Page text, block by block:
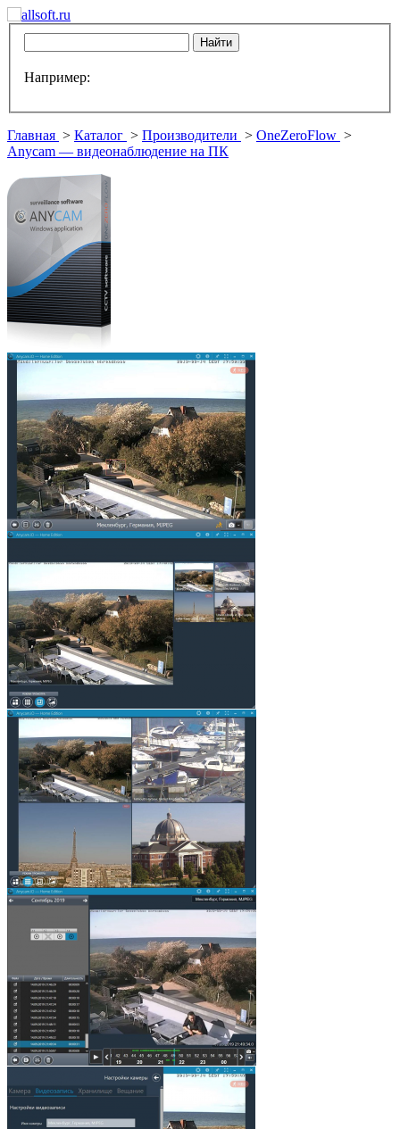
Например:
Главная > Каталог > Производители > OneZeroFlow >
Anycam — видеонаблюдение на ПК